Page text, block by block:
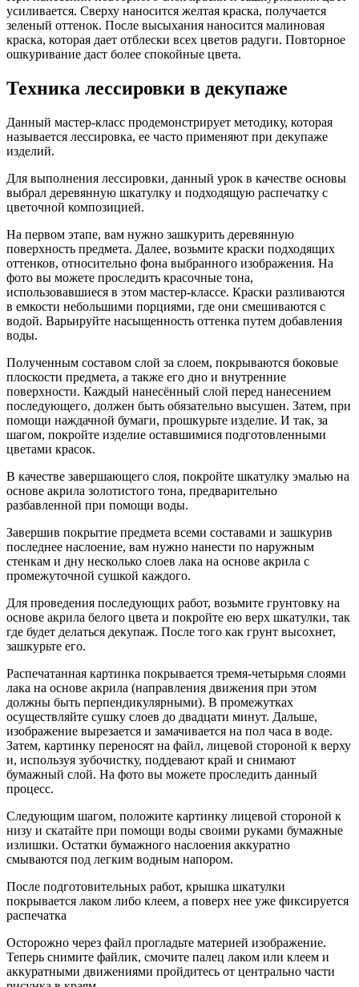
усиливается. Сверху наносится желтая краска, получается
зеленый оттенок. После высыхания наносится малиновая
краска, которая дает отблески всех цветов радуги. Повторное
ошкуривание даст более спокойные цвета.
Техника лессировки в декупаже
Данный мастер-класс продемонстрирует методику, которая
называется лессировка, ее часто применяют при декупаже
изделий.
Для выполнения лессировки, данный урок в качестве основы
выбрал деревянную шкатулку и подходящую распечатку с
цветочной композицией.
На первом этапе, вам нужно зашкурить деревянную
поверхность предмета. Далее, возьмите краски подходящих
оттенков, относительно фона выбранного изображения. На
фото вы можете проследить красочные тона,
использовавшиеся в этом мастер-классе. Краски разливаются
в емкости небольшими порциями, где они смешиваются с
водой. Варьируйте насыщенность оттенка путем добавления
воды.
Полученным составом слой за слоем, покрываются боковые
плоскости предмета, а также его дно и внутренние
поверхности. Каждый нанесённый слой перед нанесением
последующего, должен быть обязательно высушен. Затем, при
помощи наждачной бумаги, прошкурьте изделие. И так, за
шагом, покройте изделие оставшимися подготовленными
цветами красок.
В качестве завершающего слоя, покройте шкатулку эмалью на
основе акрила золотистого тона, предварительно
разбавленной при помощи воды.
Завершив покрытие предмета всеми составами и зашкурив
последнее наслоение, вам нужно нанести по наружным
стенкам и дну несколько слоев лака на основе акрила с
промежуточной сушкой каждого.
Для проведения последующих работ, возьмите грунтовку на
основе акрила белого цвета и покройте ею верх шкатулки, так
где будет делаться декупаж. После того как грунт высохнет,
зашкурьте его.
Распечатанная картинка покрывается тремя-четырьмя слоями
лака на основе акрила (направления движения при этом
должны быть перпендикулярными). В промежутках
осуществляйте сушку слоев до двадцати минут. Дальше,
изображение вырезается и замачивается на пол часа в воде.
Затем, картинку переносят на файл, лицевой стороной к верху
и, используя зубочистку, поддевают край и снимают
бумажный слой. На фото вы можете проследить данный
процесс.
Следующим шагом, положите картинку лицевой стороной к
низу и скатайте при помощи воды своими руками бумажные
излишки. Остатки бумажного наслоения аккуратно
смываются под легким водным напором.
После подготовительных работ, крышка шкатулки
покрывается лаком либо клеем, а поверх нее уже фиксируется
распечатка
Осторожно через файл прогладьте материей изображение.
Теперь снимите файлик, смочите палец лаком или клеем и
аккуратными движениями пройдитесь от центрально части